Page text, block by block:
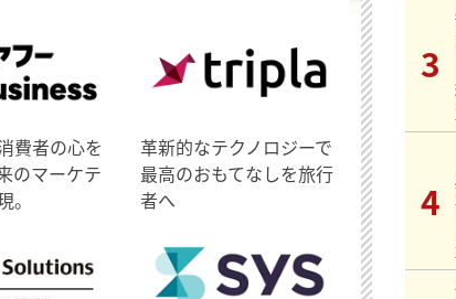
費者の心を
のマーケテ
。
革新的なテクノロジーで
最高のおもてなしを旅行
者へ